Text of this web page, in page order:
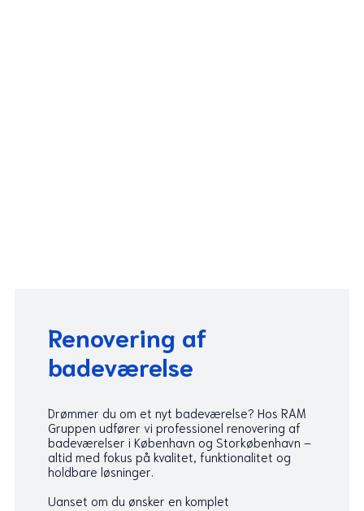
Renovering af
badeværelse
Drømmer du om et nyt badeværelse? Hos RAM
Gruppen udfører vi professionel renovering af
badeværelser i København og Storkøbenhavn –
altid med fokus på kvalitet, funktionalitet og
holdbare løsninger.
Uanset om du ønsker en komplet